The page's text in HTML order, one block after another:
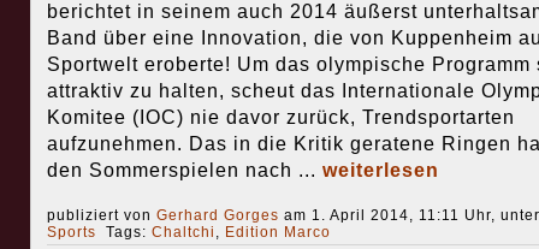
berichtet in seinem auch 2014 äußerst
Band über eine Innovation, die von Kuppenheim
Sportwelt eroberte! Um das olympische Programm
attraktiv zu halten, scheut das Internationale
Komitee (IOC) nie davor zurück, Trendsportarten
aufzunehmen. Das in die Kritik geratene Ringen
den Sommerspielen nach ... weiterlesen
publiziert von Gerhard Gorges am 1. April 2014, 11:11 Uhr,
Sports Tags: Chaltchi , Edition Marco